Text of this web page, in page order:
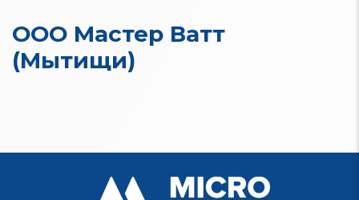
ООО Мастер Ватт
(Мытищи)